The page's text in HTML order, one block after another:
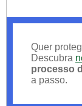
Quer
Descubra
processo
a passo.